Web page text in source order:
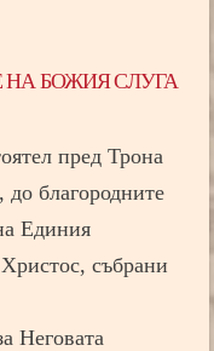
БОЖИЯ СЛУГА
пред Трона
благородните
Единия
събрани
Неговата